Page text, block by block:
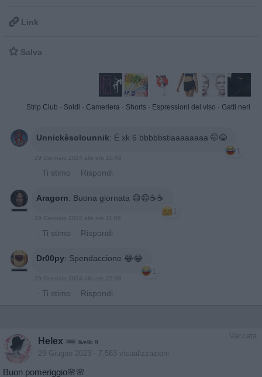
 Link
 Salva
Strip Club · Soldi · Cameriera · Shorts · Espressioni del viso · Gatti neri
Unnickèsolounnik: È xk 6 bbbbbstiaaaaaaaa 🤭😂
1
29 Gennaio 2024 alle ore 10:48
· Ti stimo · Rispondi
Aragorn: Buona giornata 😄😄☕️☕️
1
29 Gennaio 2024 alle ore 11:06
· Ti stimo · Rispondi
Dr00py: Spendaccione 😂😂
1
29 Gennaio 2024 alle ore 22:08
· Ti stimo · Rispondi
Vaccata
Helex livello 9
29 Giugno 2023 - 7.563 visualizzazioni
Buon pomeriggio🌸🌸